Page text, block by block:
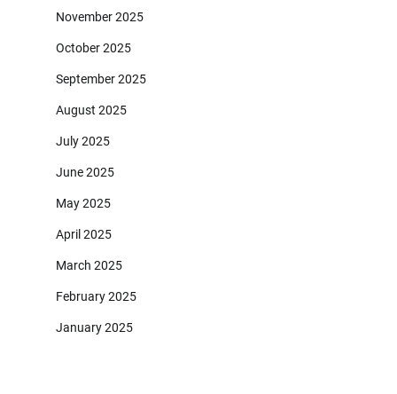
November 2025
October 2025
September 2025
August 2025
July 2025
June 2025
May 2025
April 2025
March 2025
February 2025
January 2025